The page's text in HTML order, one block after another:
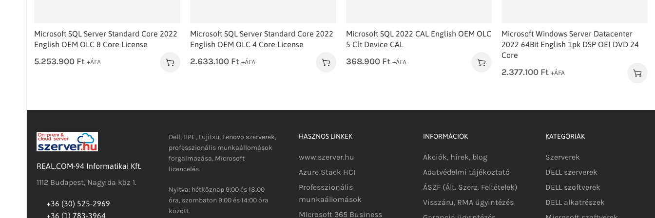
Microsoft SQL Server Standard Core 2022
English OEM OLC 8 Core License
5.253.900 Ft +ÁFA
Microsoft SQL Server Standard Core 2022
English OEM OLC 4 Core License
2.633.100 Ft +ÁFA
Microsoft SQL 2022 CAL English OEM OLC
5 Clt Device CAL
368.900 Ft +ÁFA
Microsoft Windows Server Datacenter
2022 64Bit English 1pk DSP OEI DVD 24
Core
2.377.100 Ft +ÁFA
REAL.COM-94 Informatikai Kft.
1112 Budapest, Nagyida köz 1.
+36 (30) 525-2969
+36 (1) 783-3964
Dell, HPE, Fujitsu, Lenovo szerverek,
professzionális munkaállomások
forgalmazása, Microsoft
licencelés.
Nyitva: hétköznap 9:00 és 18:00
óra, szombaton 9:00 és 14:00 óra
között.
HASZNOS LINKEK
www.szerver.hu
Azure Stack HCI
Professzionális
munkaállomások
MIcrosoft 365 Business
INFORMÁCIÓK
Akciók, hírek, blog
Adatvédelmi tájékoztató
ÁSZF (Ált. Szerz. Feltételek)
Visszáru, RMA ügyintézés
KATEGÓRIÁK
Szerverek
DELL szerverek
DELL szoftverek
DELL alkatrészek